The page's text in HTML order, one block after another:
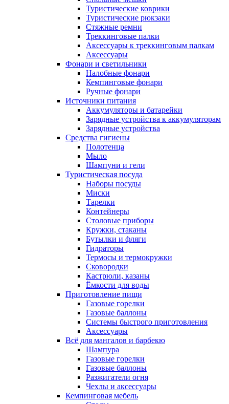
Туристические коврики
Туристические рюкзаки
Стяжные ремни
Треккинговые палки
Аксессуары к треккинговым палкам
Аксессуары
Фонари и светильники
Налобные фонари
Кемпинговые фонари
Ручные фонари
Источники питания
Аккумуляторы и батарейки
Зарядные устройства к аккумуляторам
Зарядные устройства
Средства гигиены
Полотенца
Мыло
Шампуни и гели
Туристическая посуда
Наборы посуды
Миски
Тарелки
Контейнеры
Столовые приборы
Кружки, стаканы
Бутылки и фляги
Гидраторы
Термосы и термокружки
Сковородки
Кастрюли, казаны
Ёмкости для воды
Приготовление пищи
Газовые горелки
Газовые баллоны
Системы быстрого приготовления
Аксессуары
Всё для мангалов и барбекю
Шампура
Газовые горелки
Газовые баллоны
Разжигатели огня
Чехлы и аксессуары
Кемпинговая мебель